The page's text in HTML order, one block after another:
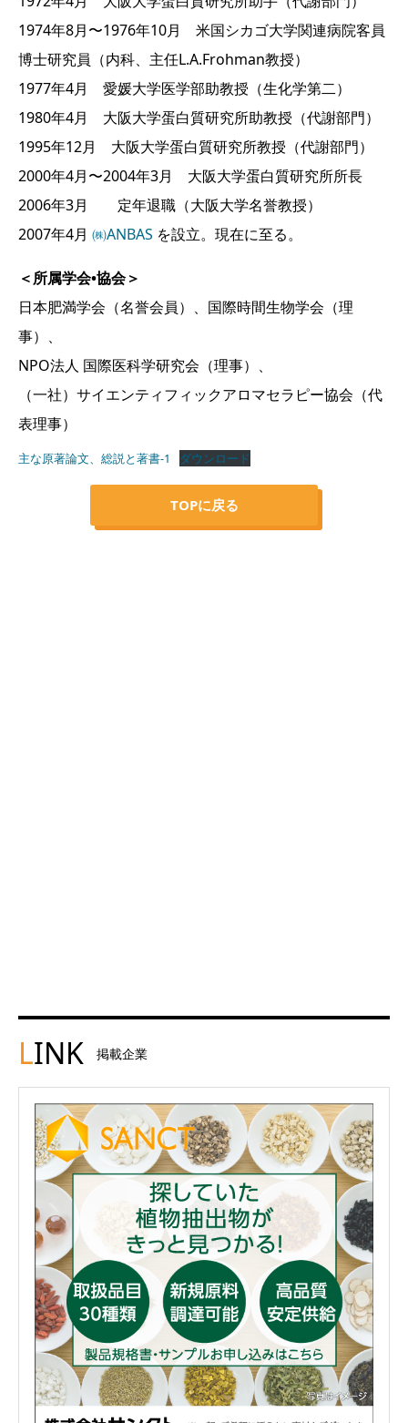
1974年8月〜1976年10月 米国シカゴ大学関連病院客員
博士研究員（内科、主任L.A.Frohman教授）
1977年4月 愛媛大学医学部助教授（生化学第二）
1980年4月 大阪大学蛋白質研究所助教授（代謝部門）
1995年12月 大阪大学蛋白質研究所教授（代謝部門）
2000年4月〜2004年3月 大阪大学蛋白質研究所所長
2006年3月 定年退職（大阪大学名誉教授）
2007年4月 ㈱ANBAS を設立。現在に至る。
＜所属学会•協会＞
日本肥満学会（名誉会員）、国際時間生物学会（理
事）、
NPO法人 国際医科学研究会（理事）、
（一社）サイエンティフィックアロマセラピー協会（代
表理事）
主な原著論文、総説と著書-1 ダウンロード
TOPに戻る
LINK 掲載企業